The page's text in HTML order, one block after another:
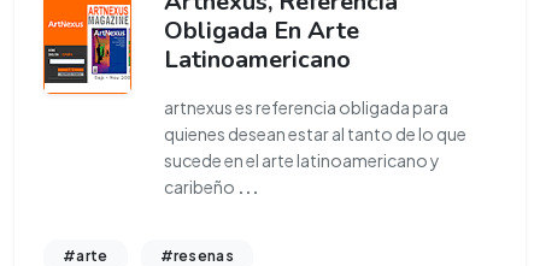
Obligada En Arte
Latinoamericano
artnexus es referencia obligada para
quienes desean estar al tanto de lo que
sucede en el arte latinoamericano y
caribeño
#arte #resenas